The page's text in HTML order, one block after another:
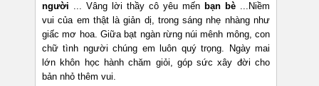
người ... Vâng lời thầy cô yêu mến bạn bè ...Niềm
vui của em thật là giản dị, trong sáng nhẹ nhàng như
giấc mơ hoa. Giữa bạt ngàn rừng núi mênh mông, con
chữ tình người chúng em luôn quý trọng. Ngày mai
lớn khôn học hành chăm giỏi, góp sức xây đời cho
bản nhỏ thêm vui.